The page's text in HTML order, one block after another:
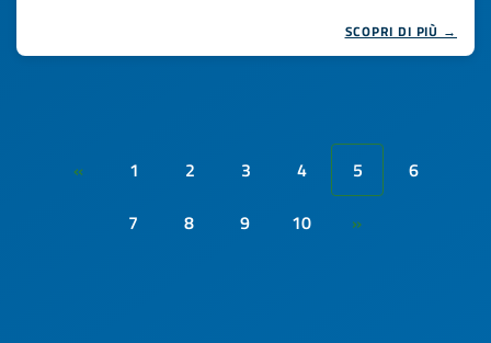
SCOPRI DI PIÙ →
« 1 2 3 4 5
6
7
8 9 10 »